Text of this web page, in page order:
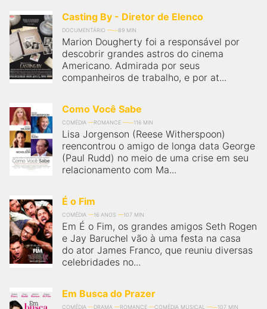
Casting By - Diretor de Elenco
DOCUMENTÁRIO 89 MIN
Marion Dougherty foi a responsável por
descobrir grandes astros do cinema
Americano. Admirada por seus
companheiros de trabalho, e por at...
Como Você Sabe
COMÉDIA ROMANCE 116 MIN
Lisa Jorgenson (Reese Witherspoon)
reencontrou o amigo de longa data George
(Paul Rudd) no meio de uma crise em seu
relacionamento com Ma...
É o Fim
COMÉDIA 16 ANOS 107 MIN
Em É o Fim, os grandes amigos Seth Rogen
e Jay Baruchel vão à uma festa na casa
do ator James Franco, que reuniu diversas
celebridades no...
Em Busca do Prazer
COMÉDIA DRAMA ROMANCE COMÉDIA MUSICAL 107 MIN